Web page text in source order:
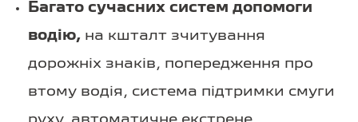
Багато сучасних систем допомоги
водію, на кшталт зчитування
дорожніх знаків, попередження про
втому водія, система підтримки смуги
руху, автоматичне екстрене